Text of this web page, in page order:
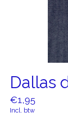
Dallas
€1,95
Incl. btw